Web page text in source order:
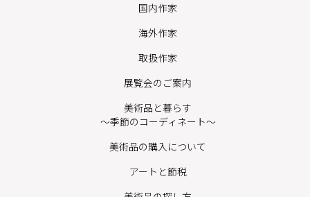
国内作家
海外作家
取扱作家
展覧会のご案内
美術品と暮らす
〜季節のコーディネート〜
美術品の購入について
アートと節税